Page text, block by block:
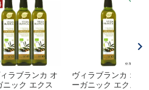
ラブランカ オ
ニック エクス
ヴィラブランカ オ
ーガニック エクス